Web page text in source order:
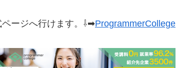
ページへ行けます。⇩➡ProgrammerCollege